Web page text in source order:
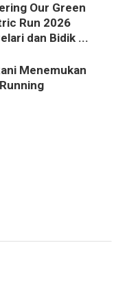
Our Green
Run 2026
dan Bidik ...
Menemukan